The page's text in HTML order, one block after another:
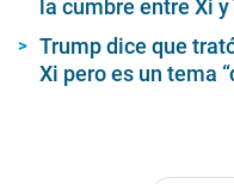
la cumbre entre Xi
Trump dice que
Xi pero es un tema